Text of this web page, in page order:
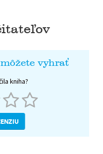
vyhrať
kniha?